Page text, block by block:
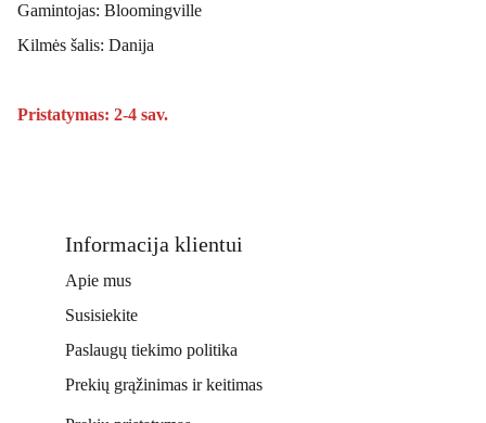
Gamintojas: Bloomingville
Kilmės šalis: Danija
Pristatymas: 2-4 sav.
Apie mus
Prekių grąžinimas ir keitimas
Paslaugų tiekimo politika
Informacija klientui
Susisiekite